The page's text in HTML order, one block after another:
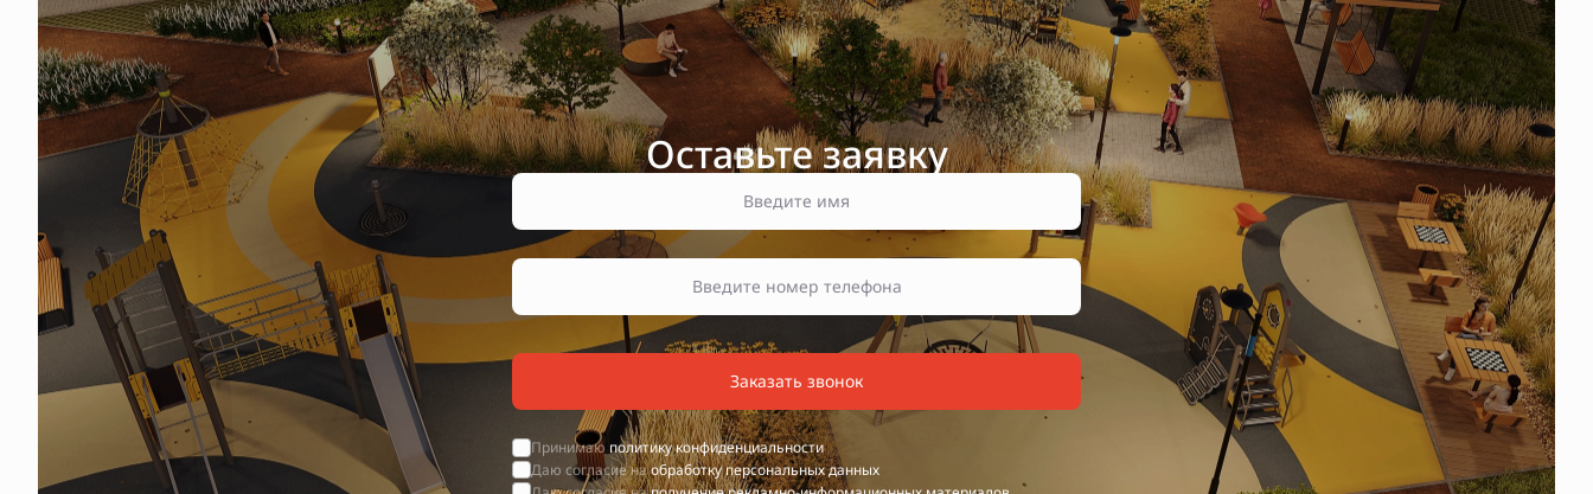
Оставьте заявку
Заказать звонок
Принимаю политику конфиденциальности
Даю согласие наобработку персональных данных